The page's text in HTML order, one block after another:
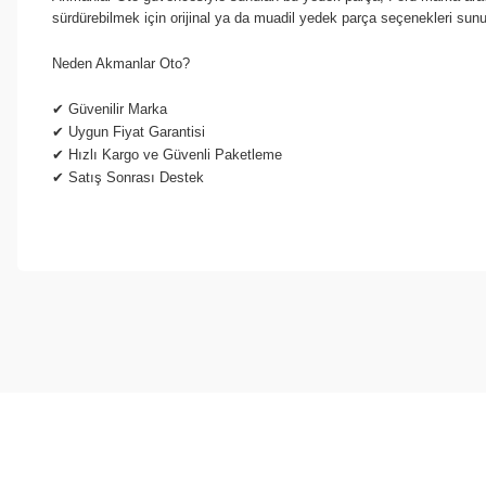
sürdürebilmek için orijinal ya da muadil yedek parça seçenekleri
Neden Akmanlar Oto?
✔ Güvenilir Marka
✔ Uygun Fiyat Garantisi
✔ Hızlı Kargo ve Güvenli Paketleme
✔ Satış Sonrası Destek